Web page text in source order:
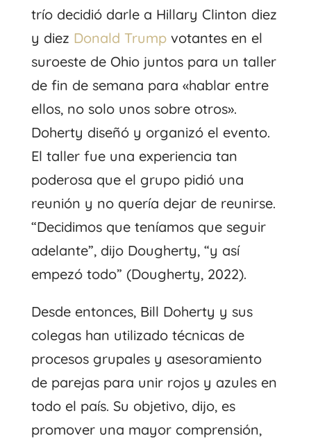
trío decidió darle a Hillary Clinton diez
y diez Donald Trumpvotantes en el
suroeste de Ohio juntos para un taller
de fin de semana para «hablar entre
ellos, no solo unos sobre otros».
Doherty diseñó y organizó el evento.
El taller fue una experiencia tan
poderosa que el grupo pidió una
reunión y no quería dejar de reunirse.
“Decidimos que teníamos que seguir
adelante”, dijo Dougherty, “y así
empezó todo” (Dougherty, 2022).
Desde entonces, Bill Doherty y sus
colegas han utilizado técnicas de
procesos grupales y asesoramiento
de parejas para unir rojos y azules en
todo el país. Su objetivo, dijo, es
promover una mayor comprensión,